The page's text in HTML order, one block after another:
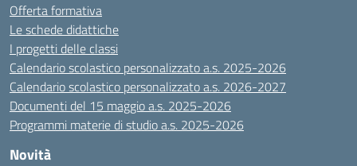
Offerta formativa
Le schede didattiche
I progetti delle classi
Calendario scolastico personalizzato a.s. 2025-2026
Calendario scolastico personalizzato a.s. 2026-2027
Documenti del 15 maggio a.s. 2025-2026
Programmi materie di studio a.s. 2025-2026
Novità